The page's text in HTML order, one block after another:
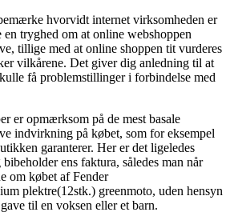
hvorvidt internet virksomheden er
tryghed om at online webshoppen
tillige med at online shoppen tit vurderes
vilkårene. Det giver dig anledning til at
få problemstillinger i forbindelse med
er opmærksom på de mest basale
indvirkning på købet, som for eksempel
garanterer. Her er det ligeledes
ens faktura, således man når
om købet af Fender
plektre(12stk.) greenmoto, uden hensyn
til en voksen eller et barn.